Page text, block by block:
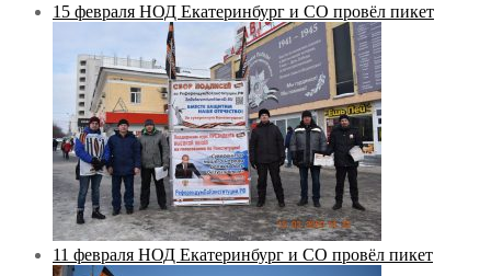
15 февраля НОД Екатеринбург и СО провёл пикет
11 февраля НОД Екатеринбург и СО провёл пикет